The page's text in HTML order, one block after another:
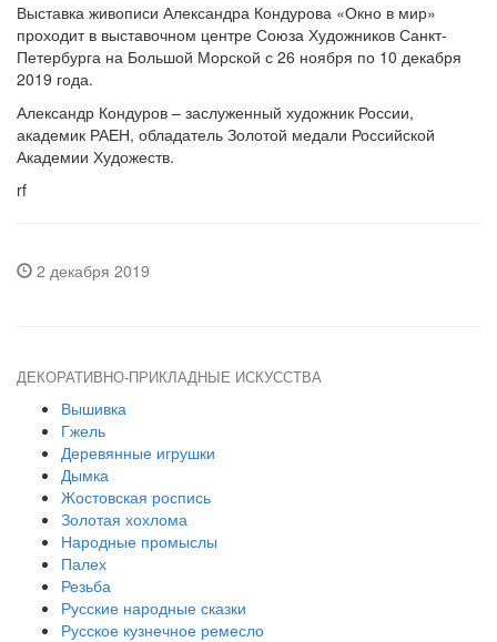
Выставка живописи Александра Кондурова «Окно в мир»
проходит в выставочном центре Союза Художников Санкт-
Петербурга на Большой Морской с 26 ноября по 10 декабря
2019 года.
Александр Кондуров – заслуженный художник России,
академик РАЕН, обладатель Золотой медали Российской
Академии Художеств.
rf
2 декабря 2019
ДЕКОРАТИВНО-ПРИКЛАДНЫЕ ИСКУССТВА
Вышивка
Гжель
Деревянные игрушки
Дымка
Жостовская роспись
Золотая хохлома
Народные промыслы
Палех
Резьба
Русские народные сказки
Русское кузнечное ремесло